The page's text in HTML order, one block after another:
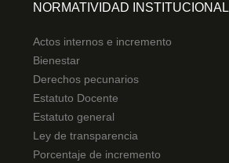
NORMATIVIDAD INSTITUCIONAL
Actos internos e incremento
Bienestar
Derechos pecunarios
Estatuto Docente
Estatuto general
Ley de transparencia
Porcentaje de incremento